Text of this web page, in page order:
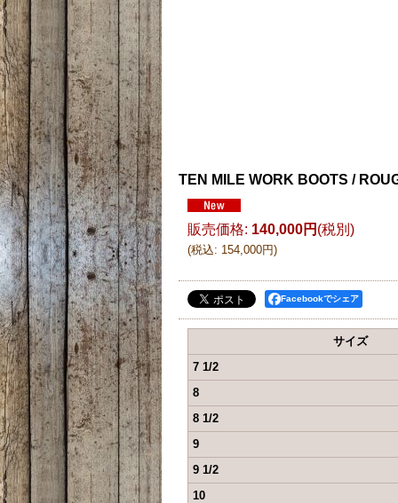
TEN MILE WORK BOOTS /
販売価格: 140,000円 (税別)
(税込: 154,000円)
Facebookでシェア
サイズ
7 1/2
8
8 1/2
9
9 1/2
10